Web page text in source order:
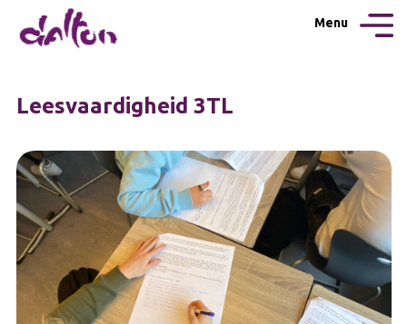
Menu
Leesvaardigheid 3TL